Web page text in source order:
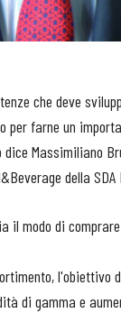
che deve
per farne un
Massimiliano
della SDA
il modo di
l'obiettivo
di gamma e